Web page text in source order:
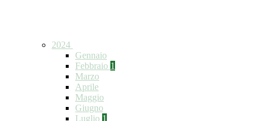
2024
Gennaio
Febbraio 1
Marzo
Aprile
Maggio
Giugno
Luglio 1